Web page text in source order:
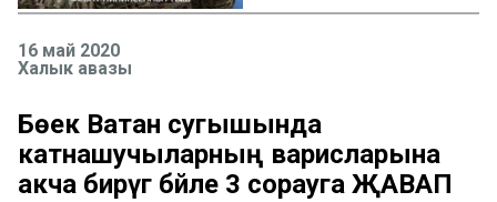
16 май 2020
Халык авазы
Бөек Ватан сугышында
катнашучыларның варисларына
акча бирүгә бәйле 3 сорауга ҖАВАП